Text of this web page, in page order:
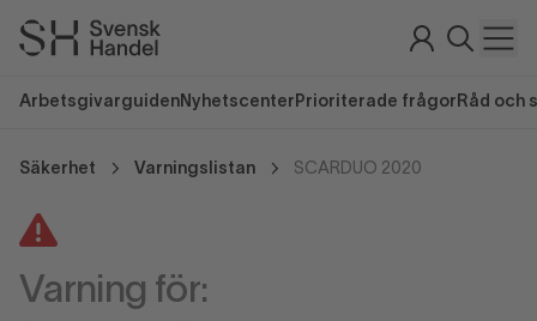
Arbetsgivarguiden Nyhetscenter Prioriterade frågor Råd och
Säkerhet Varningslistan SCARDUO 2020
Varning för: